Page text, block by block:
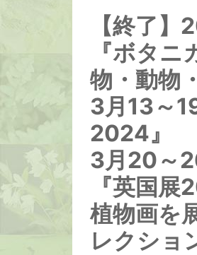
【終了
『ボタ
物・動物
3月13～
2024』
3月20～
『英国展
植物画を
レクショ